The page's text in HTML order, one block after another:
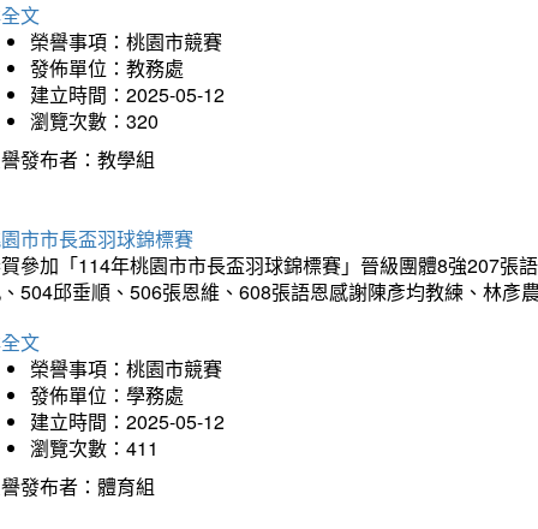
文
榮譽事項：桃園市競賽
發佈單位：教務處
建立時間：2025-05-12
瀏覽次數：320
發布者：教學組
市市長盃羽球錦標賽
參加「114年桃園市市長盃羽球錦標賽」晉級團體8強207張
504邱垂順、506張恩維、608張語恩感謝陳彥均教練、林彥
文
榮譽事項：桃園市競賽
發佈單位：學務處
建立時間：2025-05-12
瀏覽次數：411
發布者：體育組